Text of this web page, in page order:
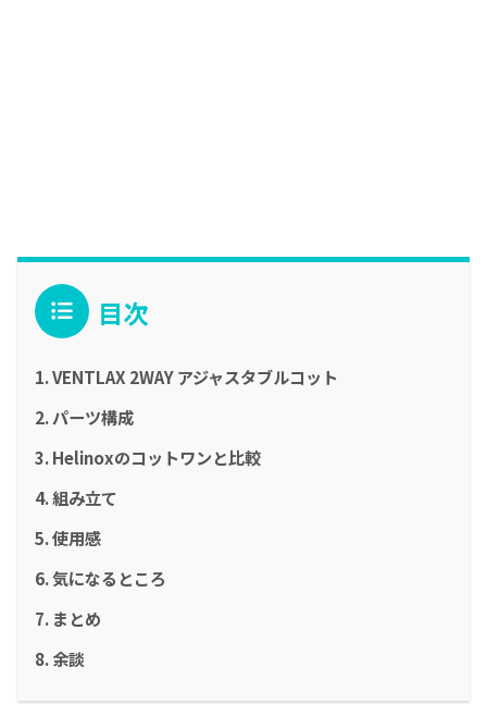
目次
VENTLAX 2WAY アジャスタブルコット
パーツ構成
Helinoxのコットワンと比較
組み立て
使用感
気になるところ
まとめ
余談